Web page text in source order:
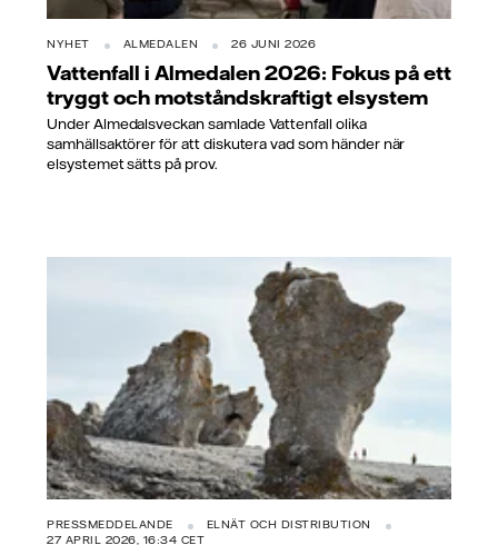
NYHET ALMEDALEN 26 JUNI 2026
Vattenfall i Almedalen 2026: Fokus på ett
tryggt och motståndskraftigt elsystem
Under Almedalsveckan samlade Vattenfall olika
samhällsaktörer för att diskutera vad som händer när
elsystemet sätts på prov.
PRESSMEDDELANDE
ELNÄT OCH DISTRIBUTION
27 APRIL 2026, 16:34 CET